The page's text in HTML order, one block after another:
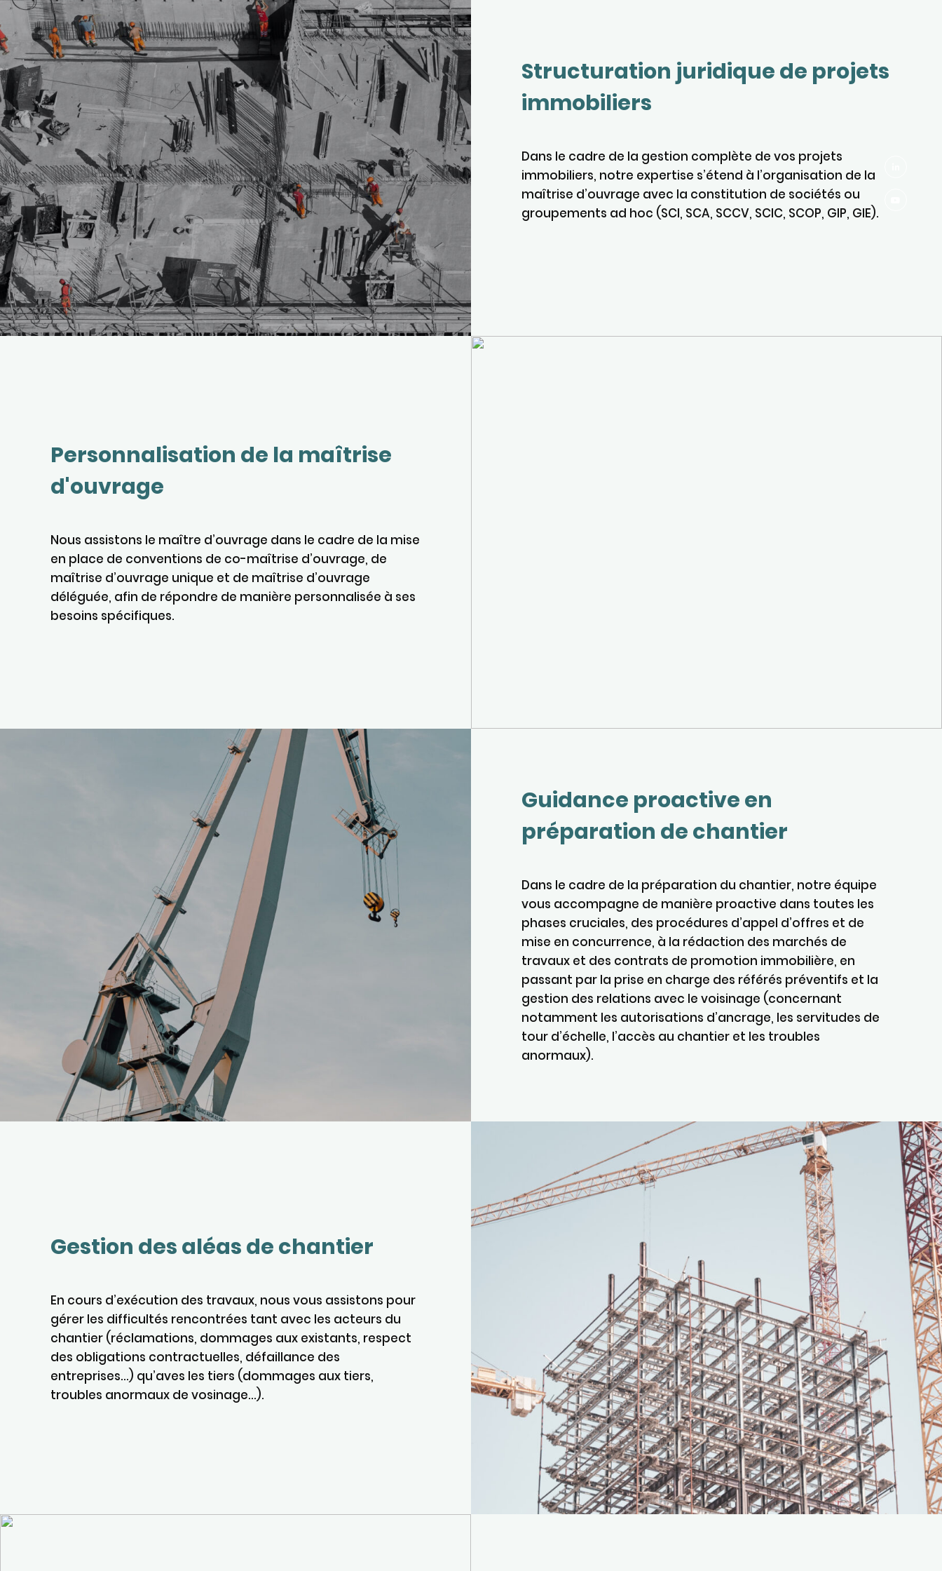
Structuration juridique de projets
immobiliers
Dans le cadre de la gestion complète de vos projets
immobiliers, notre expertise s’étend à l’organisation de la
maîtrise d’ouvrage avec la constitution de sociétés ou
groupements ad hoc (SCI, SCA, SCCV, SCIC, SCOP, GIP, GIE).
Personnalisation de la maîtrise
d'ouvrage
Nous assistons le maître d’ouvrage dans le cadre de la mise
en place de conventions de co-maîtrise d’ouvrage, de
maîtrise d’ouvrage unique et de maîtrise d’ouvrage
déléguée, afin de répondre de manière personnalisée à ses
besoins spécifiques.
Guidance proactive en
préparation de chantier
Dans le cadre de la préparation du chantier, notre équipe
vous accompagne de manière proactive dans toutes les
phases cruciales, des procédures d’appel d’offres et de
mise en concurrence, à la rédaction des marchés de
travaux et des contrats de promotion immobilière, en
passant par la prise en charge des référés préventifs et la
gestion des relations avec le voisinage (concernant
notamment les autorisations d’ancrage, les servitudes de
tour d’échelle, l’accès au chantier et les troubles
anormaux).
Gestion des aléas de chantier
En cours d’exécution des travaux, nous vous assistons pour
gérer les difficultés rencontrées tant avec les acteurs du
chantier (réclamations, dommages aux existants, respect
des obligations contractuelles, défaillance des
entreprises…) qu’aves les tiers (dommages aux tiers,
troubles anormaux de vosinage…).